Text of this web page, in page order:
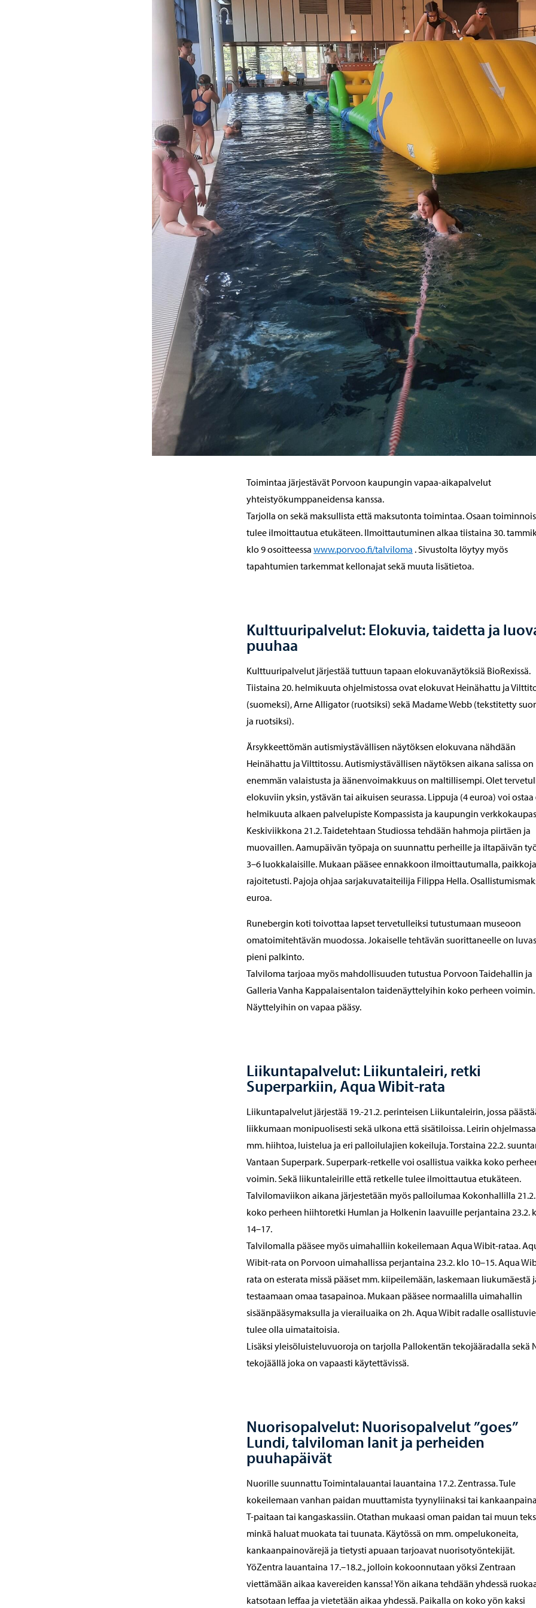
Toimintaa järjestävät Porvoon kaupungin vapaa-aikapalvelut
yhteistyökumppaneidensa kanssa.
Tarjolla on sekä maksullista että maksutonta toimintaa. Osaan
tulee ilmoittautua etukäteen. Ilmoittautuminen alkaa tiistaina 30.
klo 9 osoitteessa www.porvoo.fi/talviloma . Sivustolta löytyy myös
tapahtumien tarkemmat kellonajat sekä muuta lisätietoa.
Kulttuuripalvelut: Elokuvia, taidetta ja
puuhaa
Kulttuuripalvelut järjestää tuttuun tapaan elokuvanäytöksiä BioRexissä.
Tiistaina 20. helmikuuta ohjelmistossa ovat elokuvat Heinähattu ja
(suomeksi), Arne Alligator (ruotsiksi) sekä Madame Webb (tekstitetty
ja ruotsiksi).
Ärsykkeettömän autismiystävällisen näytöksen elokuvana nähdään
Heinähattu ja Vilttitossu. Autismiystävällisen näytöksen aikana salissa on
enemmän valaistusta ja äänenvoimakkuus on maltillisempi. Olet
elokuviin yksin, ystävän tai aikuisen seurassa. Lippuja (4 euroa) voi ostaa
helmikuuta alkaen palvelupiste Kompassista ja kaupungin
Keskiviikkona 21.2. Taidetehtaan Studiossa tehdään hahmoja piirtäen ja
muovaillen. Aamupäivän työpaja on suunnattu perheille ja iltapäivän
3–6 luokkalaisille. Mukaan pääsee ennakkoon ilmoittautumalla,
rajoitetusti. Pajoja ohjaa sarjakuvataiteilija Filippa Hella.
euroa.
Runebergin koti toivottaa lapset tervetulleiksi tutustumaan museoon
omatoimitehtävän muodossa. Jokaiselle tehtävän suorittaneelle on
pieni palkinto.
Talviloma tarjoaa myös mahdollisuuden tutustua Porvoon Taidehallin ja
Galleria Vanha Kappalaisentalon taidenäyttelyihin koko perheen voimin.
Näyttelyihin on vapaa pääsy.
Liikuntapalvelut: Liikuntaleiri, retki
Superparkiin, Aqua Wibit-rata
Liikuntapalvelut järjestää 19.-21.2. perinteisen Liikuntaleirin, jossa
liikkumaan monipuolisesti sekä ulkona että sisätiloissa. Leirin
mm. hiihtoa, luistelua ja eri palloilulajien kokeiluja. Torstaina 22.2.
Vantaan Superpark. Superpark-retkelle voi osallistua vaikka koko
voimin. Sekä liikuntaleirille että retkelle tulee ilmoittautua etukäteen.
Talvilomaviikon aikana järjestetään myös palloilumaa Kokonhallilla 21.2.
koko perheen hiihtoretki Humlan ja Holkenin laavuille perjantaina 23.2.
14–17.
Talvilomalla pääsee myös uimahalliin kokeilemaan Aqua Wibit-rataa.
Wibit-rata on Porvoon uimahallissa perjantaina 23.2. klo 10–15. Aqua
rata on esterata missä pääset mm. kiipeilemään, laskemaan liukumäestä
testaamaan omaa tasapainoa. Mukaan pääsee normaalilla uimahallin
sisäänpääsymaksulla ja vierailuaika on 2h. Aqua Wibit radalle
tulee olla uimataitoisia.
Lisäksi yleisöluisteluvuoroja on tarjolla Pallokentän tekojääradalla sekä
tekojäällä joka on vapaasti käytettävissä.
Nuorisopalvelut: Nuorisopalvelut ”goes”
Lundi, talviloman lanit ja perheiden
puuhapäivät
Nuorille suunnattu Toimintalauantai lauantaina 17.2. Zentrassa. Tule
kokeilemaan vanhan paidan muuttamista tyynyliinaksi tai
T-paitaan tai kangaskassiin. Otathan mukaasi oman paidan tai muun
minkä haluat muokata tai tuunata. Käytössä on mm. ompelukoneita,
kankaanpainovärejä ja tietysti apuaan tarjoavat nuorisotyöntekijät.
YöZentra lauantaina 17.–18.2., jolloin kokoonnutaan yöksi Zentraan
viettämään aikaa kavereiden kanssa! Yön aikana tehdään yhdessä
katsotaan leffaa ja vietetään aikaa yhdessä. Paikalla on koko yön kaksi